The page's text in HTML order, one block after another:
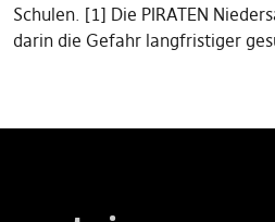
Schulen. [1] Die PIRATEN
darin die Gefahr langfristiger